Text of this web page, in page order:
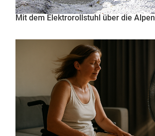
Mit dem Elektrorollstuhl über die Alpen